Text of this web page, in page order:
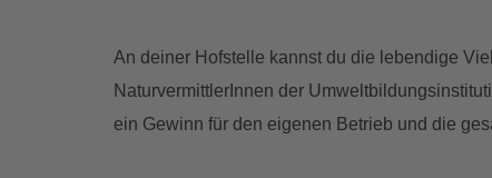
An deiner Hofstelle kannst du die lebendige
NaturvermittlerInnen der
ein Gewinn für den eigenen Betrieb und die